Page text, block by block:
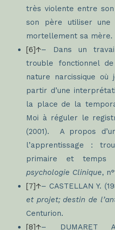
très violente entre
son père utiliser
mortellement sa mère.
[6]↑– Dans un
trouble fonctionnel
nature narcissique
partir d’une
la place de la
Moi à réguler le
(2001). A propos
l’apprentissage :
primaire et temps
psychologie Clinique,
[7]↑– CASTELLAN Y.
et projet; destin de
Centurion.
[8]↑– DUMARET